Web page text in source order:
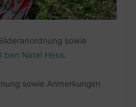
sowie
ben Natel Hess
sowie Anmerkungen